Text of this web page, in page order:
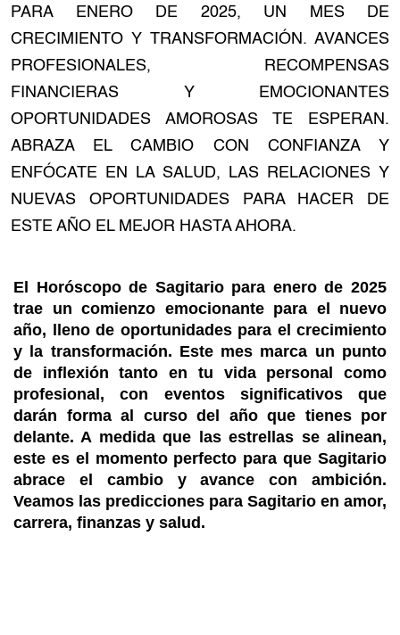
PARA ENERO DE 2025, UN MES DE
CRECIMIENTO Y TRANSFORMACIÓN. AVANCES
PROFESIONALES, RECOMPENSAS
FINANCIERAS Y EMOCIONANTES
OPORTUNIDADES AMOROSAS TE ESPERAN.
ABRAZA EL CAMBIO CON CONFIANZA Y
ENFÓCATE EN LA SALUD, LAS RELACIONES Y
NUEVAS OPORTUNIDADES PARA HACER DE
ESTE AÑO EL MEJOR HASTA AHORA.
El Horóscopo de Sagitario para enero de 2025
trae un comienzo emocionante para el nuevo
año, lleno de oportunidades para el crecimiento
y la transformación. Este mes marca un punto
de inflexión tanto en tu vida personal como
profesional, con eventos significativos que
darán forma al curso del año que tienes por
delante. A medida que las estrellas se alinean,
este es el momento perfecto para que Sagitario
abrace el cambio y avance con ambición.
Veamos las predicciones para Sagitario en amor,
carrera, finanzas y salud.